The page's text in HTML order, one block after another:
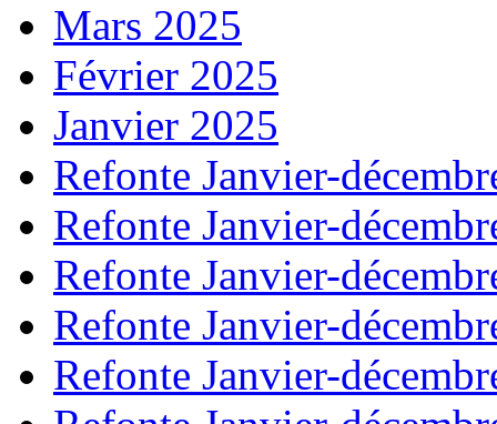
Mars 2025
Février 2025
Janvier 2025
Refonte Janvier-
Refonte Janvier-
Refonte Janvier-
Refonte Janvier-
Refonte Janvier-